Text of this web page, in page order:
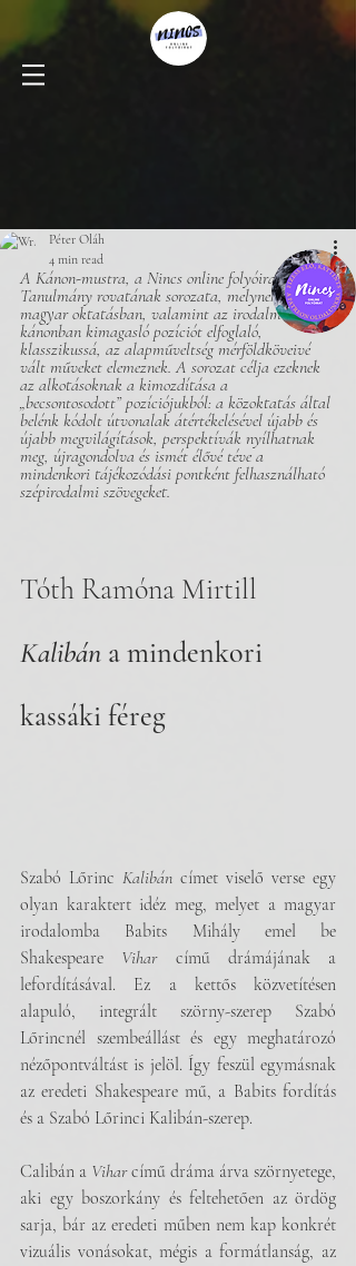
Péter Oláh
4 min read
A Kánon-mustra, a Nincs online folyóirat
Tanulmány rovatának sorozata, melynek szerzői
magyar oktatásban, valamint az irodalmi
kánonban kimagasló pozíciót elfoglaló,
klasszikussá, az alapműveltség mérföldköveivé
vált műveket elemeznek. A sorozat célja ezeknek
az alkotásoknak a kimozdítása a
„becsontosodott” pozíciójukból: a közoktatás által
belénk kódolt útvonalak átértékelésével újabb és
újabb megvilágítások, perspektívák nyílhatnak
meg, újragondolva és ismét élővé téve a
mindenkori tájékozódási pontként felhasználható
szépirodalmi szövegeket.
Tóth Ramóna Mirtill
Kalibán a mindenkori
kassáki féreg
Szabó Lőrinc Kalibán címet viselő verse egy
olyan karaktert idéz meg, melyet a magyar
irodalomba Babits Mihály emel be
Shakespeare Vihar című drámájának a
lefordításával. Ez a kettős közvetítésen
alapuló, integrált szörny-szerep Szabó
Lőrincnél szembeállást és egy meghatározó
nézőpontváltást is jelöl. Így feszül egymásnak
az eredeti Shakespeare mű, a Babits fordítás
és a Szabó Lőrinci Kalibán-szerep.
Calibán a Vihar című dráma árva szörnyetege,
aki egy boszorkány és feltehetően az ördög
sarja, bár az eredeti műben nem kap konkrét
vizuális vonásokat, mégis a formátlanság, az